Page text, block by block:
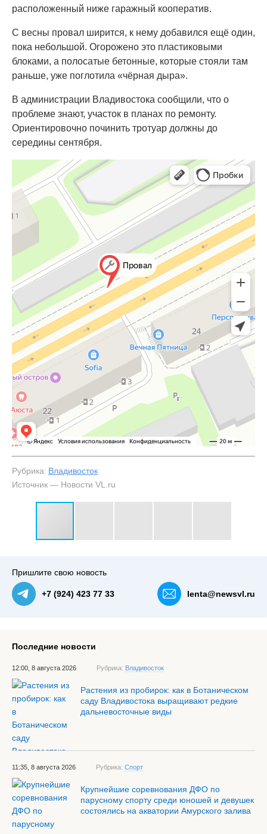
расположенный ниже гаражный кооператив.
С весны провал ширится, к нему добавился ещё один,
пока небольшой. Огорожено это пластиковыми
блоками, а полосатые бетонные, которые стояли там
раньше, уже поглотила «чёрная дыра».
В администрации Владивостока сообщили, что о
проблеме знают, участок в планах по ремонту.
Ориентировочно починить тротуар должны до
середины сентября.
Рубрика: Владивосток
Источник — Новости VL.ru
Пришлите свою новость
+7 (924) 423 77 33 lenta@newsvl.ru
Последние новости
12:00, 8 августа 2026 Рубрика: Владивосток
Растения из пробирок: как в Ботаническом
саду Владивостока выращивают редкие
дальневосточные виды
11:35, 8 августа 2026 Рубрика: Спорт
Крупнейшие соревнования ДФО по
парусному спорту среди юношей и девушек
состоялись на акватории Амурского залива